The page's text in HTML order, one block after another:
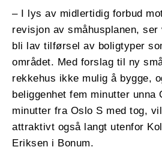
– I lys av midlertidig forbud
revisjon av småhusplanen,
bli lav tilførsel av boligtyper
området. Med forslag til ny
rekkehus ikke mulig å bygge,
beliggenhet fem minutter unna
minutter fra Oslo S med tog,
attraktivt også langt utenfor
Eriksen i Bonum.